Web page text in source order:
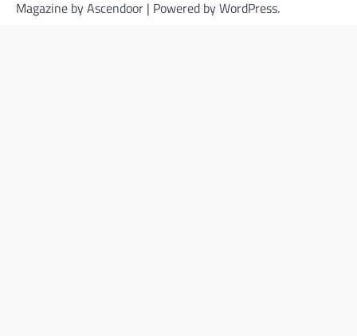
Magazine byAscendoor | Powered byWordPress.